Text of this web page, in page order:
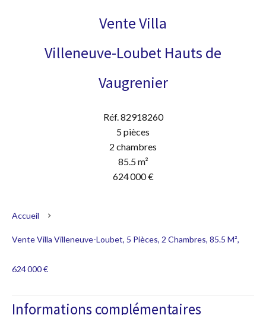
Vente Villa
Villeneuve-Loubet Hauts de
Vaugrenier
Réf. 82918260
5 pièces
2 chambres
85.5 m²
624 000 €
Accueil
Vente Villa Villeneuve-Loubet, 5 Pièces, 2 Chambres, 85.5 M²,
624 000 €
Informations complémentaires